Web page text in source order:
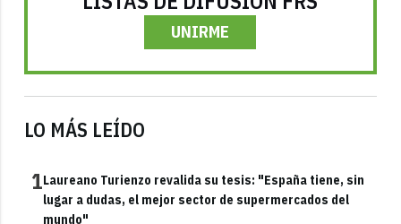
UNIRME
LO MÁS LEÍDO
1Laureano Turienzo revalida su tesis: "España tiene, sin
lugar a dudas, el mejor sector de supermercados del
mundo"